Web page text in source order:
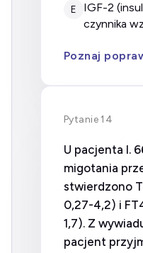
E
IGF-2 (insulinopodobnego
czynnika
Poznaj
Pytanie 14
U pacjenta l.
migotania
stwierdzono
0,27-4,2) i
1,7). Z
pacjent